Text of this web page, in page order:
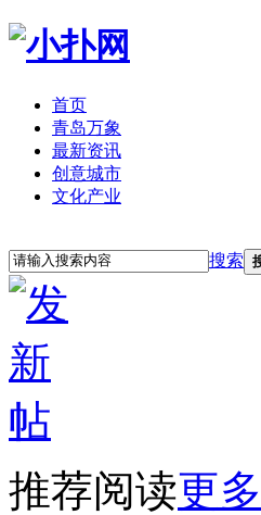
首页
青岛万象
最新资讯
创意城市
文化产业
搜索
推荐阅读更多